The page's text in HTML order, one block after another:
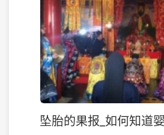
坠胎的果报_如何知道